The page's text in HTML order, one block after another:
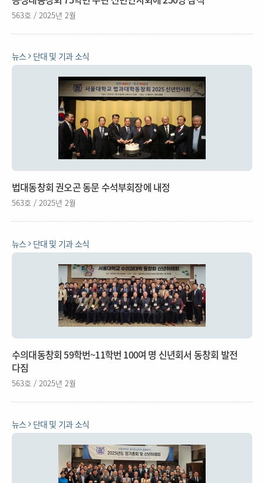
563호 / 2025년 2월
뉴스 단대 및 기과 소식
법대동창회 권오곤 동문 수석부회장에 내정
563호 / 2025년 2월
뉴스 단대 및 기과 소식
수의대동창회 59학번~11학번 100여 명 신년회서 동창회 발전
다짐
563호 / 2025년 2월
뉴스 단대 및 기과 소식